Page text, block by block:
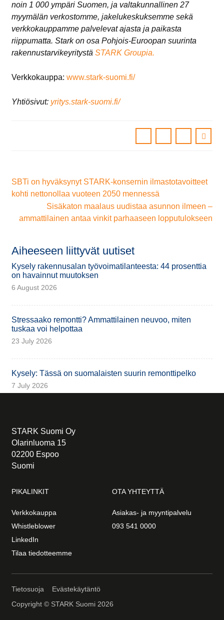
noin 1 000 ympäri Suomen, ja valtakunnallinen 27
myymälän verkostomme, jakelukeskuksemme sekä
verkkokauppamme palvelevat ajasta ja paikasta
riippumatta. Starkon osa Pohjois-Euroopan suurinta
rakennustarvikeyritystä STARK Groupia.
Verkkokauppa: www.stark-suomi.fi/
Yhtiösivut: yritys.stark-suomi.fi/
SBTi on hyväksynyt STARK-konsernin ilmastotavoitteet
kohti nettonollaa vuoteen 2050 mennessä
Sisäkaton maalaus uudistaa asunnon ilmeen –
ammattilainen antaa vinkit parhaaseen lopputulokseen
Aiheeseen liittyvät uutiset
Kysely rakennusalan työvoimatilanteesta: 44 prosenttia
on havainnut muutoksen
6 August 2026
Stressaako remontti? Ammattilainen neuvoo, miten
tuskaa voi helpottaa
23 July 2026
Kysely: Tässä on suomalaisten suurin remonttipelko
7 July 2026
STARK Suomi Oy
Olarinluoma 15
02200 Espoo
Suomi
PIKALINKIT
Verkkokauppa
Whistleblower
LinkedIn
Tilaa tiedotteemme
OTA YHTEYTTÄ
Asiakas- ja myyntipalvelu
093 541 0000
Copyright © STARK Suomi 2026
Tietosuoja Evästekäytäntö